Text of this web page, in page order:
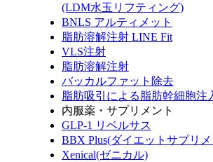
(LDM水玉リフティング)
BNLS アルティメット
脂肪溶解注射 LINE Fit
VLS注射
脂肪溶解注射
バッカルファット除去
脂肪吸引による脂肪幹細胞注
内服薬・サプリメント
GLP-1 リベルサス
BBX Plus(ダイエットサプリ
Xenical(ゼニカル)